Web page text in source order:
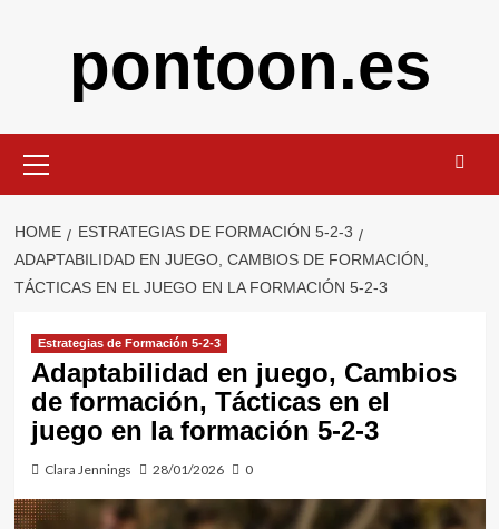
pontoon.es
Menu
HOME
ESTRATEGIAS DE FORMACIÓN 5-2-3
ADAPTABILIDAD EN JUEGO, CAMBIOS DE FORMACIÓN,
TÁCTICAS EN EL JUEGO EN LA FORMACIÓN 5-2-3
Estrategias de Formación 5-2-3
Adaptabilidad en juego, Cambios
de formación, Tácticas en el
juego en la formación 5-2-3
Clara Jennings 28/01/2026 0